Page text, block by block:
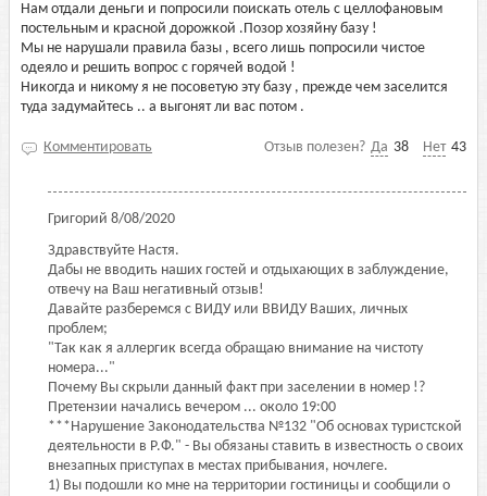
Нам отдали деньги и попросили поискать отель с целлофановым
постельным и красной дорожкой .Позор хозяйну базу !
Мы не нарушали правила базы , всего лишь попросили чистое
одеяло и решить вопрос с горячей водой !
Никогда и никому я не посоветую эту базу , прежде чем заселится
туда задумайтесь .. а выгонят ли вас потом .
Отзыв полезен? Да 38 Нет 43
Комментировать
Григорий 8/08/2020
Здравствуйте Настя.
Дабы не вводить наших гостей и отдыхающих в заблуждение,
отвечу на Ваш негативный отзыв!
Давайте разберемся с ВИДУ или ВВИДУ Ваших, личных
проблем;
"Так как я аллергик всегда обращаю внимание на чистоту
номера..."
Почему Вы скрыли данный факт при заселении в номер !?
Претензии начались вечером ... около 19:00
***Нарушение Законодательства №132 "Об основах туристской
деятельности в Р.Ф." - Вы обязаны ставить в известность о своих
внезапных приступах в местах прибывания, ночлеге.
1) Вы подошли ко мне на территории гостиницы и сообщили о